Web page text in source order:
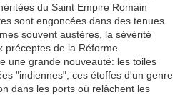
du Saint Empire Romain
sont engoncées dans des tenues
souvent austères, la sévérité
préceptes de la Réforme.
une grande nouveauté: les toiles
"indiennes", ces étoffes d'un genre
dans les ports où relâchent les